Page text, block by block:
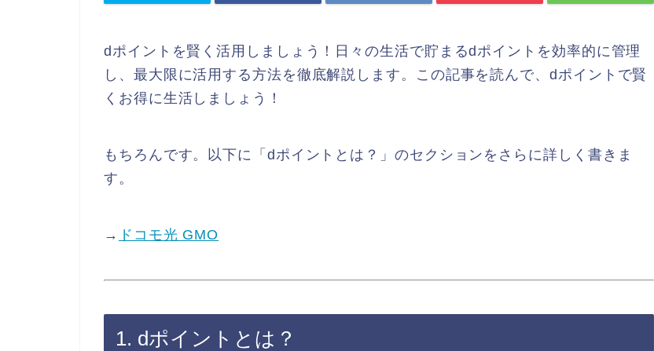
dポイントを賢く活用しましょう！日々の生活で貯まるdポイントを効率的に管理
し、最大限に活用する方法を徹底解説します。この記事を読んで、dポイントで賢
くお得に生活しましょう！
もちろんです。以下に「dポイントとは？」のセクションをさらに詳しく書きま
す。
→ ドコモ光 GMO
1. dポイントとは？